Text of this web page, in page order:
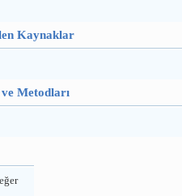
Kaynaklar
Metodları